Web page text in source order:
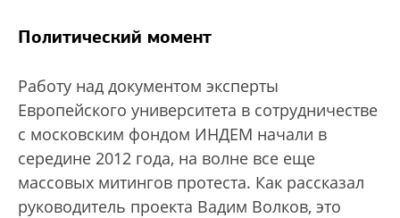
Политический момент
Работу над документом эксперты
Европейского университета в сотрудничестве
с московским фондом ИНДЕМ начали в
середине 2012 года, на волне все еще
массовых митингов протеста. Как рассказал
руководитель проекта Вадим Волков, это